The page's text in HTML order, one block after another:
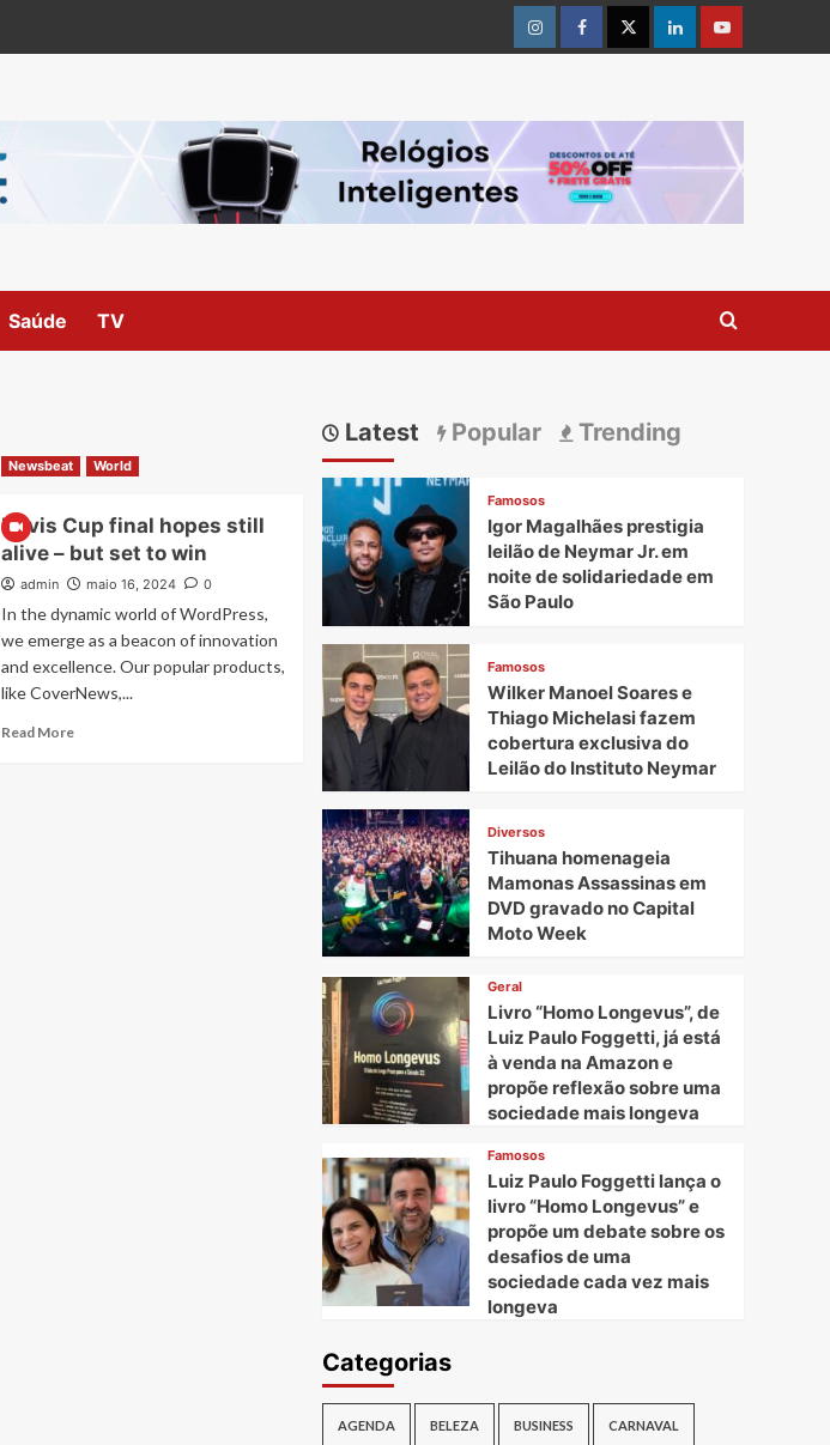
InstagramFacebookTwitterLinkedinYoutube
Saúde TV
Newsbeat World
Davis Cup final hopes still
alive – but set to win
admin maio 16, 2024 0
In the dynamic world of WordPress,
we emerge as a beacon of innovation
and excellence. Our popular products,
like CoverNews,...
Read MoreRead
Latest Popular Trending
Famosos
Igor Magalhães prestigia
leilão de Neymar Jr. em
noite de solidariedade em
São Paulo
Famosos
Wilker Manoel Soares e
Thiago Michelasi fazem
cobertura exclusiva do
Leilão do Instituto Neymar
Diversos
Tihuana homenageia
Mamonas Assassinas em
DVD gravado no Capital
Moto Week
Geral
Livro “Homo Longevus”, de
Luiz Paulo Foggetti, já está
à venda na Amazon e
propõe reflexão sobre uma
sociedade mais longeva
Famosos
Luiz Paulo Foggetti lança o
livro “Homo Longevus” e
propõe um debate sobre os
desafios de uma
sociedade cada vez mais
longeva
Categorias
AGENDA BELEZA BUSINESS CARNAVAL